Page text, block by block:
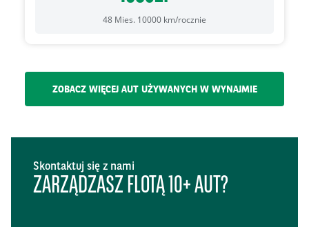
48 Mies. 10000 km/rocznie
ZOBACZ WIĘCEJ AUT UŻYWANYCH W WYNAJMIE
Skontaktuj się z nami
ZARZĄDZASZ FLOTĄ 10+ AUT?